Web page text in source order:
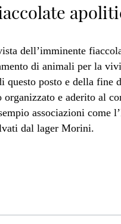
dell’imminente
di animali per la
questo posto e della fine
e aderito al
associazioni come
dal lager Morini.